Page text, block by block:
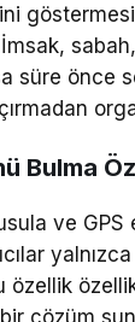
süre önce
Bulma
ve
özellik
çözüm